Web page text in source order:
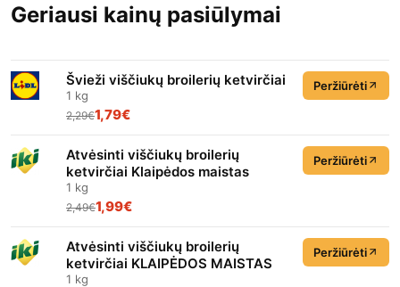
Geriausi kainų pasiūlymai
Švieži viščiukų broilerių ketvirčiai
1 kg
2,29€1,79€
Peržiūrėti
Atvėsinti viščiukų broilerių
ketvirčiai Klaipėdos maistas
1 kg
2,49€1,99€
Peržiūrėti
Atvėsinti viščiukų broilerių
ketvirčiai KLAIPĖDOS MAISTAS
1 kg
Peržiūrėti